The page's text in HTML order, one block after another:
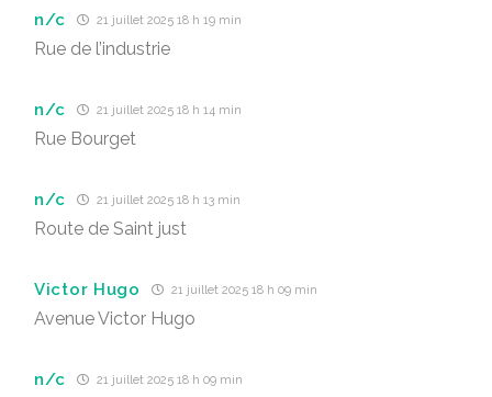
n/c 21 juillet 2025 18 h 19 min
Rue de l’industrie
n/c 21 juillet 2025 18 h 14 min
Rue Bourget
n/c 21 juillet 2025 18 h 13 min
Route de Saint just
Victor Hugo 21 juillet 2025 18 h 09 min
Avenue Victor Hugo
n/c 21 juillet 2025 18 h 09 min